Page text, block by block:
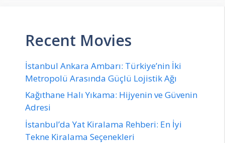
Recent Movies
İstanbul Ankara Ambarı: Türkiye’nin İki
Metropolü Arasında Güçlü Lojistik Ağı
Kağıthane Halı Yıkama: Hijyenin ve Güvenin
Adresi
İstanbul’da Yat Kiralama Rehberi: En İyi
Tekne Kiralama Seçenekleri